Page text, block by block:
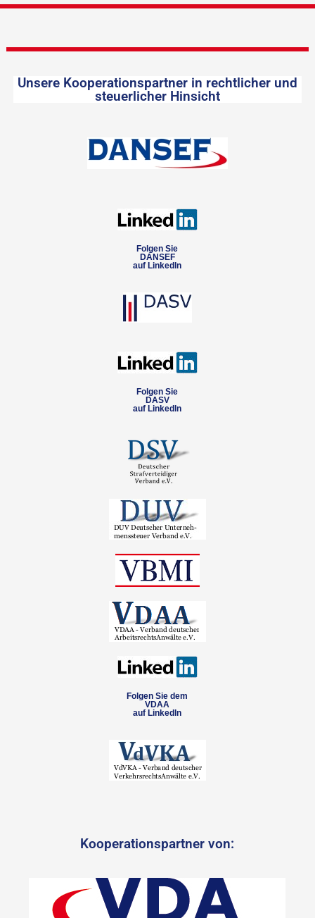
Unsere Kooperationspartner in rechtlicher und
steuerlicher Hinsicht
Folgen Sie
DANSEF
auf LinkedIn
Folgen Sie
DASV
auf LinkedIn
Folgen Sie dem
VDAA
auf LinkedIn
Kooperationspartner von: